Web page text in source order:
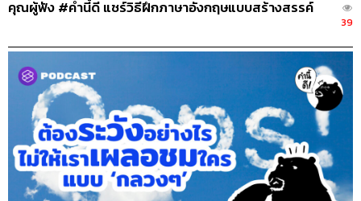
คุณผู้ฟัง #คำนี้ดี แชร์วิธีฝึกภาษาอังกฤษแบบสร้างสรรค์
39